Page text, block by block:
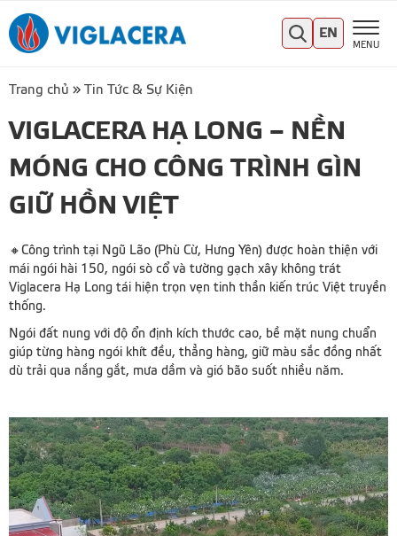
MENU
EN
Trang chủ » Tin Tức & Sự Kiện
VIGLACERA HẠ LONG – NỀN
MÓNG CHO CÔNG TRÌNH GÌN
GIỮ HỒN VIỆT
🔸Công trình tại Ngũ Lão (Phù Cừ, Hưng Yên) được hoàn thiện với
mái ngói hài 150, ngói sò cổ và tường gạch xây không trát
Viglacera Hạ Long tái hiện trọn vẹn tinh thần kiến trúc Việt truyền
thống.
Ngói đất nung với độ ổn định kích thước cao, bề mặt nung chuẩn
giúp từng hàng ngói khít đều, thẳng hàng, giữ màu sắc đồng nhất
dù trải qua nắng gắt, mưa dầm và gió bão suốt nhiều năm.
Trình
chơi
Video